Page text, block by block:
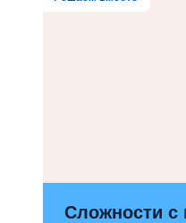
Сложности с